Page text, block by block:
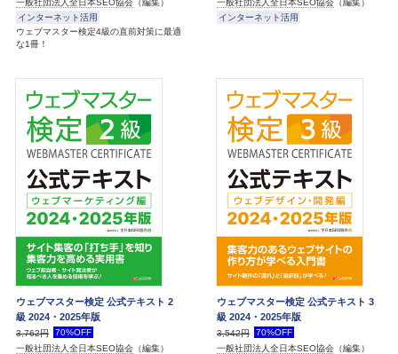
一般社団法人全日本SEO協会 （編集）
インターネット活用
ウェブマスター検定4級の直前対策に最適
な1冊！
一般社団法人全日本SEO協会 （編集）
インターネット活用
ウェブマスター検定 公式テキスト 2
級 2024・2025年版
3,762円
70%OFF
一般社団法人全日本SEO協会 （編集）
ウェブマスター検定 公式テキスト 3
級 2024・2025年版
3,542円
70%OFF
一般社団法人全日本SEO協会 （編集）